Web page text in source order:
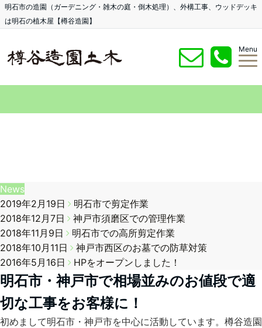
明石市の造園（ガーデニング・雑木の庭・倒木処理）、外構工事、ウッドデッキ
は明石の植木屋【樽谷造園】
Menu
News
2019年2月19日
明石市で剪定作業
2018年12月7日
神戸市須磨区での管理作業
2018年11月9日
明石市での高所剪定作業
2018年10月11日
神戸市西区のお墓での防草対策
2016年5月16日
HPをオープンしました！
明石市・神戸市で相場並みのお値段で適
切な工事をお客様に！
初めまして明石市・神戸市を中心に活動しています。樽谷造園